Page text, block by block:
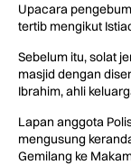
Upacara
tertib mengikut
Sebelum itu, solat
masjid dengan
Ibrahim, ahli
Lapan anggota
mengusung
Gemilang ke